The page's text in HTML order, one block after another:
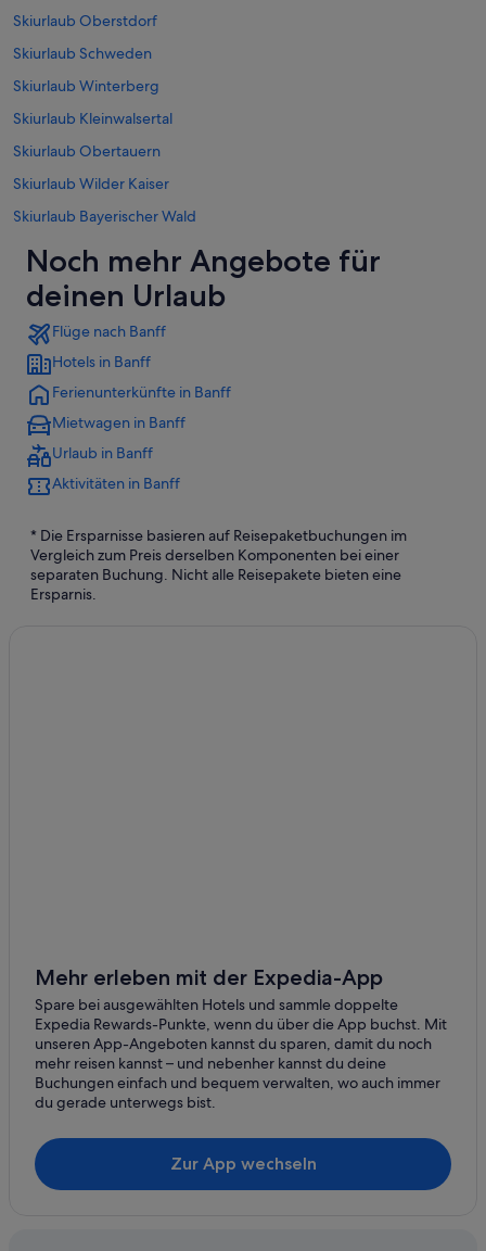
Skiurlaub Oberstdorf
Skiurlaub Schweden
Skiurlaub Winterberg
Skiurlaub Kleinwalsertal
Skiurlaub Obertauern
Skiurlaub Wilder Kaiser
Skiurlaub Bayerischer Wald
Noch mehr Angebote für
deinen Urlaub
Flüge nach Banff
Hotels in Banff
Ferienunterkünfte in Banff
Mietwagen in Banff
Urlaub in Banff
Aktivitäten in Banff
* Die Ersparnisse basieren auf Reisepaketbuchungen im
Vergleich zum Preis derselben Komponenten bei einer
separaten Buchung. Nicht alle Reisepakete bieten eine
Ersparnis.
Mehr erleben mit der Expedia-App
Spare bei ausgewählten Hotels und sammle doppelte
Expedia Rewards-Punkte, wenn du über die App buchst. Mit
unseren App-Angeboten kannst du sparen, damit du noch
mehr reisen kannst – und nebenher kannst du deine
Buchungen einfach und bequem verwalten, wo auch immer
du gerade unterwegs bist.
Zur App wechseln